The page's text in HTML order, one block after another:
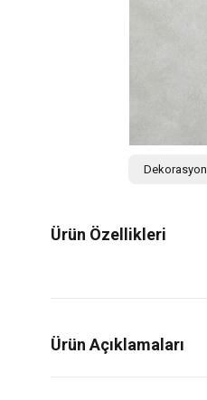
Dekorasyon
Ürün Özellikleri
Ürün Açıklamaları